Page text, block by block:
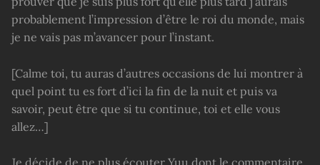
probablement l’impression d’être le roi du monde, mais
je ne vais pas m’avancer pour l’instant.
[Calme toi, tu auras d’autres occasions de lui montrer à
quel point tu es fort d’ici la fin de la nuit et puis va
savoir, peut être que si tu continue, toi et elle vous
allez…]